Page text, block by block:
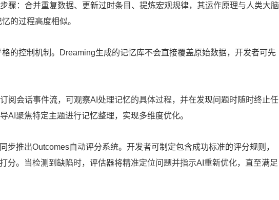
骤：合并重复数据、更新过时条目、提炼宏观规律，其运作原理与人类大脑
的过程高度相似。
的控制机制。Dreaming生成的记忆库不会直接覆盖原始数据，开发者可先
阅会话事件流，可观察AI处理记忆的具体过程，并在发现问题时随时终止任
AI聚焦特定主题进行记忆整理，实现多维度优化。
步推出Outcomes自动评分系统。开发者可制定包含成功标准的评分规则，
分。当检测到缺陷时，评估器将精准定位问题并指示AI重新优化，直至满足